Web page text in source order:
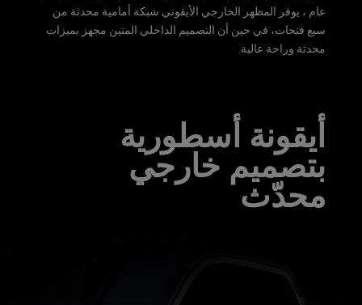
عام ، يوفر المظهر الخارجي الأيقوني شبكة أمامية محدثة من
سبع فتحات، في حين أن التصميم الداخلي المتين مجهز بميزات
محدثة وراحة عالية.
أيقونة أسطورية
بتصميم خارجي
محدّث